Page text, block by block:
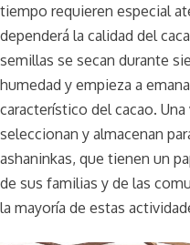
tiempo requieren especial
dependerá la calidad del
semillas se secan durante
humedad y empieza a
característico del cacao.
seleccionan y almacenan
ashaninkas, que tienen un
de sus familias y de las
la mayoría de estas